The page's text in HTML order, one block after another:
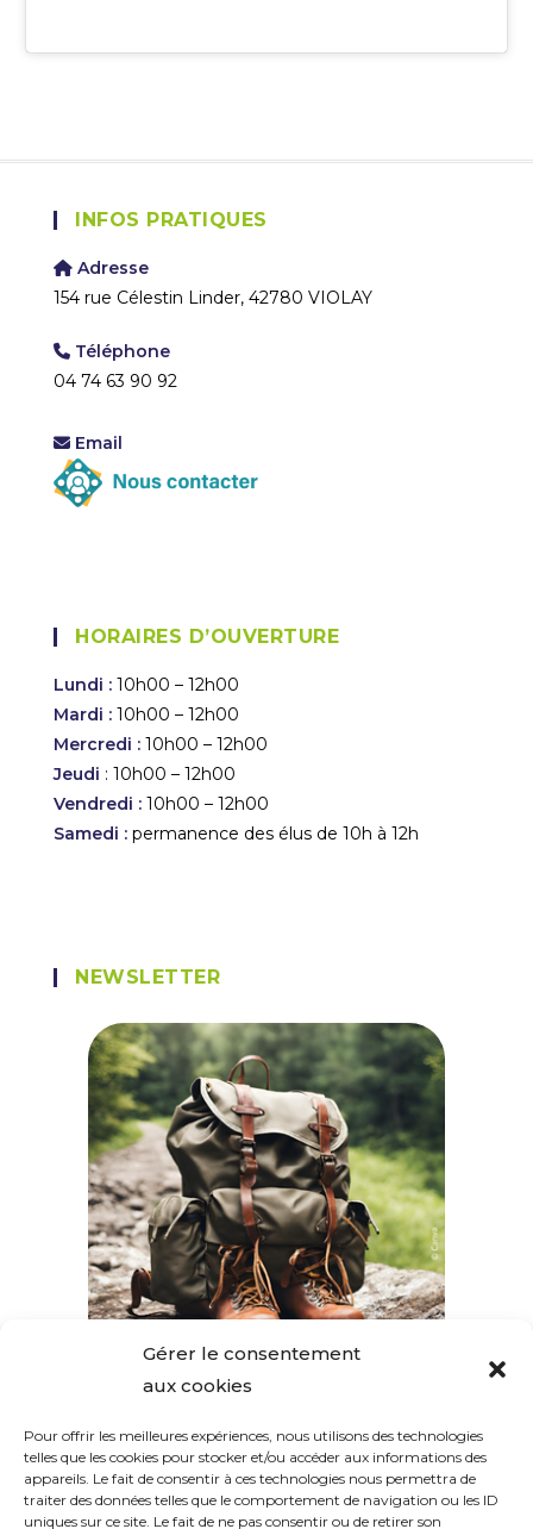
Gérer le consentement
aux cookies
Pour offrir les meilleures expériences, nous utilisons des technologies
telles que les cookies pour stocker et/ou accéder aux informations des
appareils. Le fait de consentir à ces technologies nous permettra de
traiter des données telles que le comportement de navigation ou les ID
uniques sur ce site. Le fait de ne pas consentir ou de retirer son
INFOS PRATIQUES
Adresse
154 rue Célestin Linder, 42780 VIOLAY
Téléphone
04 74 63 90 92
Email
HORAIRES D’OUVERTURE
Lundi : 10h00 – 12h00
Mardi : 10h00 – 12h00
Mercredi : 10h00 – 12h00
Jeudi : 10h00 – 12h00
Vendredi : 10h00 – 12h00
Samedi : permanence des élus de 10h à 12h
NEWSLETTER
SUIVEZ-NOUS